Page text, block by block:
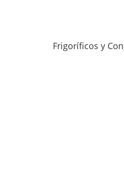
Frigoríficos y